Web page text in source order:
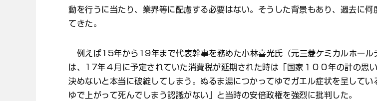
動を行うに当たり、業界等に配慮する必要はない。そうした背景もあり、過去に何
てきた。
例えば15年から19年まで代表幹事を務めた小林喜光氏（元三菱ケミカルホール
は、17年４月に予定されていた消費税が延期された時は「国家１００年の計の思
決めないと本当に破綻してしまう。ぬるま湯につかってゆでガエル症状を呈してい
ゆで上がって死んでしまう認識がない」と当時の安倍政権を強烈に批判した。